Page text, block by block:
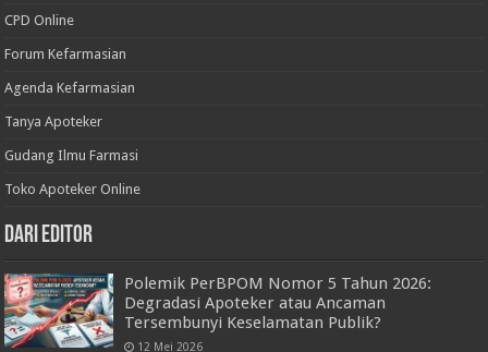
CPD Online
Forum Kefarmasian
Agenda Kefarmasian
Tanya Apoteker
Gudang Ilmu Farmasi
Toko Apoteker Online
Dari Editor
Polemik PerBPOM Nomor 5 Tahun 2026:
Degradasi Apoteker atau Ancaman
Tersembunyi Keselamatan Publik?
12 Mei 2026